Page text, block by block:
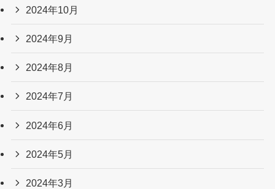
2024年10月
2024年9月
2024年8月
2024年7月
2024年6月
2024年5月
2024年3月